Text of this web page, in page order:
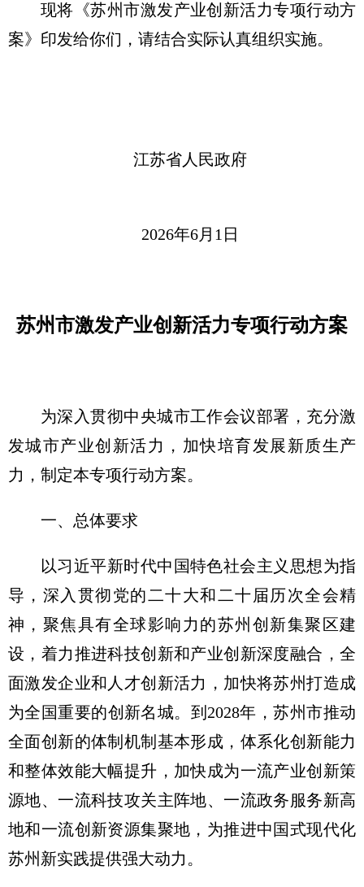
现将《苏州市激发产业创新活力专项行动方
案》印发给你们，请结合实际认真组织实施。
江苏省人民政府
2026年6月1日
苏州市激发产业创新活力专项行动方案
为深入贯彻中央城市工作会议部署，充分激
发城市产业创新活力，加快培育发展新质生产
力，制定本专项行动方案。
一、总体要求
以习近平新时代中国特色社会主义思想为指
导，深入贯彻党的二十大和二十届历次全会精
神，聚焦具有全球影响力的苏州创新集聚区建
设，着力推进科技创新和产业创新深度融合，全
面激发企业和人才创新活力，加快将苏州打造成
为全国重要的创新名城。到2028年，苏州市推动
全面创新的体制机制基本形成，体系化创新能力
和整体效能大幅提升，加快成为一流产业创新策
源地、一流科技攻关主阵地、一流政务服务新高
地和一流创新资源集聚地，为推进中国式现代化
苏州新实践提供强大动力。